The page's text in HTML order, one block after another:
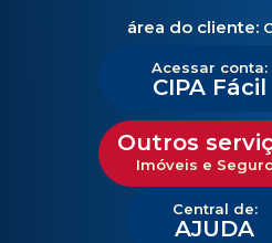
área do cliente:
Acessar conta:
CIPA Fácil
Outros
Imóveis e
Central de:
AJUDA